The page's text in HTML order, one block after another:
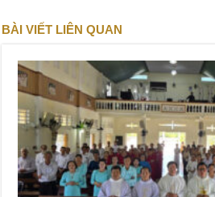
BÀI VIẾT LIÊN QUAN